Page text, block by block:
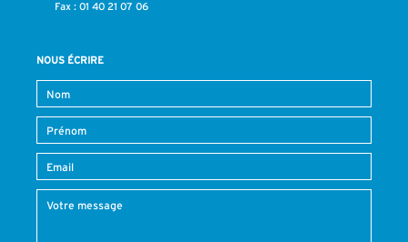
Fax : 01 40 21 07 06
NOUS ÉCRIRE